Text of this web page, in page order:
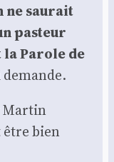
ne sau­rait
pas­teur
Parole de
demande.
Mar­tin
bien